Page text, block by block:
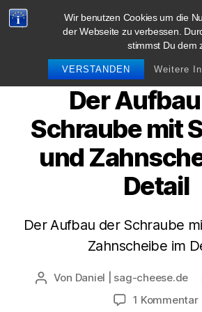
Wir benutzen Cookies um die
der Webseite zu verbessen.
stimmst Du dem
VERSTANDEN Weitere
blog.sag-
Der
Schraube mit
und
Detail
Der Aufbau der Schraube
Zahnscheibe im
Beitragsautor
Von Daniel | sag-cheese.de
1 Kommentarzu